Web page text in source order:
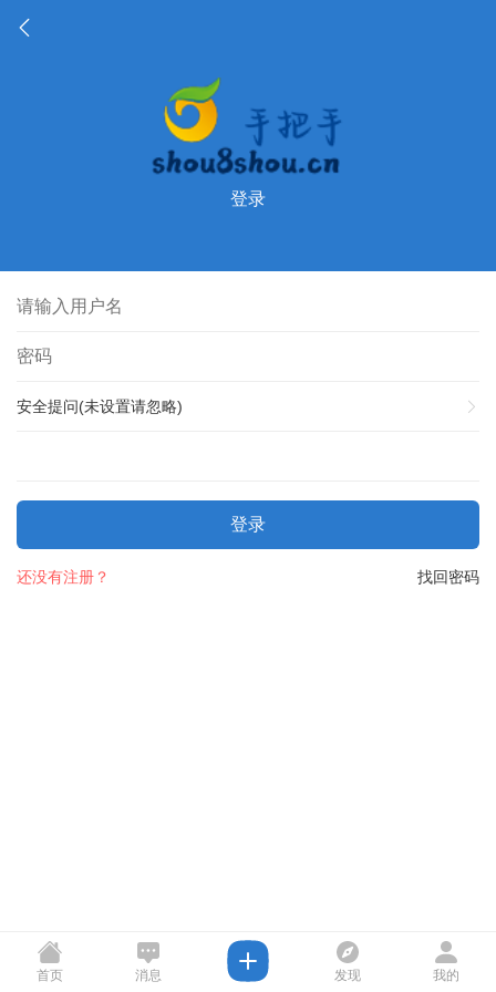
登录
安全提问(未设置请忽略)
登录
找回密码
还没有注册？
首页 消息 发现 我的